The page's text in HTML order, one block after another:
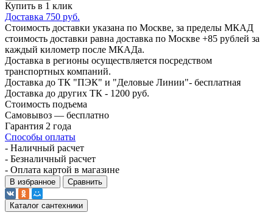
Купить в 1 клик
Доставка 750 руб.
Стоимость доставки указана по Москве, за пределы МКАД
стоимость доставки равна доставка по Москве +85 рублей за
каждый километр после МКАДа.
Доставка в регионы осуществляется посредством
транспортных компаний.
Доставка до ТК "ПЭК" и "Деловые Линии"- бесплатная
Доставка до других ТК - 1200 руб.
Стоимость подъема
Самовывоз — бесплатно
Гарантия 2 года
Способы оплаты
- Наличный расчет
- Безналичный расчет
- Оплата картой в магазине
В избранное Сравнить
Каталог сантехники